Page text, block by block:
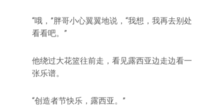
“哦，”胖哥小心翼翼地说，“我想，我再去别处
看看吧。”
他绕过大花篮往前走，看见露西亚边走边看一
张乐谱。
“创造者节快乐，露西亚。”